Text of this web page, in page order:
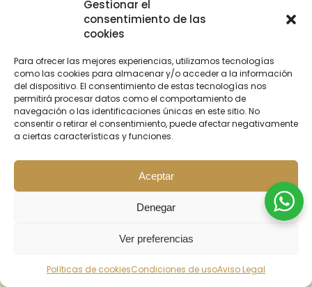
Gestionar el
consentimiento de las
cookies
Para ofrecer las mejores experiencias, utilizamos tecnologías
como las cookies para almacenar y/o acceder a la información
del dispositivo. El consentimiento de estas tecnologías nos
permitirá procesar datos como el comportamiento de
navegación o las identificaciones únicas en este sitio. No
consentir o retirar el consentimiento, puede afectar negativamente
a ciertas características y funciones.
Aceptar
Denegar
Ver preferencias
Políticas de cookiesCondiciones de usoAviso Legal
revisión post-
tratamiento:
Duración del resultado
del aumento de labios:
Evaluación de los
resultados
Ajustes
personalizados
Resolución de
inquietudes
Promedio de 12 meses
Prolongación de los
resultados
rejuvenecedores
Belleza y confianza
En Margot Medicina Estética, comprendemos la
importancia de la revisión post-tratamiento y la
duración del resultado del aumento de labios.
Nuestro objetivo es brindarte una experiencia de
excelencia y resultados que superen tus expectativas.
¡No dudes en visitar nuestra web
información sobre nuestros servicios y solicitar una